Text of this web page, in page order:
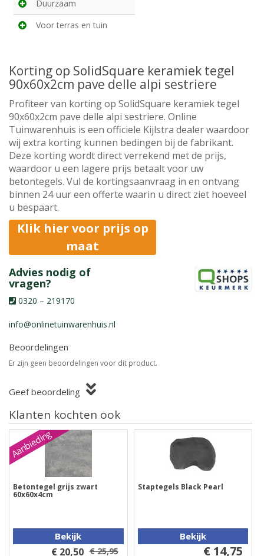
Duurzaam
Voor terras en tuin
Korting op SolidSquare keramiek tegel
90x60x2cm pave delle alpi sestriere
Profiteer van korting op SolidSquare keramiek tegel
90x60x2cm pave delle alpi sestriere. Online
Tuinwarenhuis is een officiele Kijlstra dealer waardoor
wij extra korting kunnen bedingen bij de fabrikant.
Deze korting wordt direct verrekend met de prijs,
waardoor u een lagere prijs betaalt voor uw
betontegels. Vul de kortingsaanvraag in en ontvang
binnen 24 uur een offerte waarin u direct ziet hoeveel
u bespaart.
Klik hier voor prijs op
maat
Advies nodig of
vragen?
0320 – 219170
info@onlinetuinwarenhuis.nl
Beoordelingen
Er zijn geen beoordelingen voor dit product.
Geef beoordeling
Klanten kochten ook
Aanbieding
Betontegel grijs zwart
60x60x4cm
Bekijk
€ 20,50 € 25,95
Staptegels Black Pearl
Bekijk
€ 14,75